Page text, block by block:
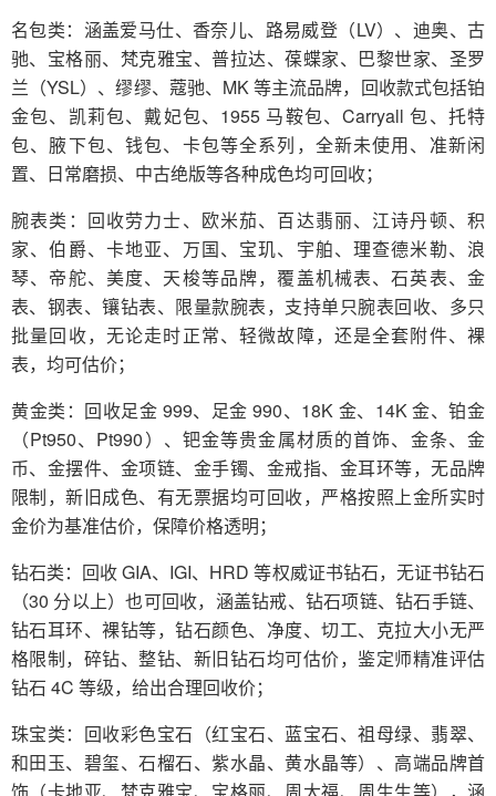
名包类：涵盖爱马仕、香奈儿、路易威登（LV）、迪奥、古
驰、宝格丽、梵克雅宝、普拉达、葆蝶家、巴黎世家、圣罗
兰（YSL）、缪缪、蔻驰、MK 等主流品牌，回收款式包括铂
金包、凯莉包、戴妃包、1955 马鞍包、Carryall 包、托特
包、腋下包、钱包、卡包等全系列，全新未使用、准新闲
置、日常磨损、中古绝版等各种成色均可回收；
腕表类：回收劳力士、欧米茄、百达翡丽、江诗丹顿、积
家、伯爵、卡地亚、万国、宝玑、宇舶、理查德米勒、浪
琴、帝舵、美度、天梭等品牌，覆盖机械表、石英表、金
表、钢表、镶钻表、限量款腕表，支持单只腕表回收、多只
批量回收，无论走时正常、轻微故障，还是全套附件、裸
表，均可估价；
黄金类：回收足金 999、足金 990、18K 金、14K 金、铂金
（Pt950、Pt990）、钯金等贵金属材质的首饰、金条、金
币、金摆件、金项链、金手镯、金戒指、金耳环等，无品牌
限制，新旧成色、有无票据均可回收，严格按照上金所实时
金价为基准估价，保障价格透明；
钻石类：回收 GIA、IGI、HRD 等权威证书钻石，无证书钻石
（30 分以上）也可回收，涵盖钻戒、钻石项链、钻石手链、
钻石耳环、裸钻等，钻石颜色、净度、切工、克拉大小无严
格限制，碎钻、整钻、新旧钻石均可估价，鉴定师精准评估
钻石 4C 等级，给出合理回收价；
珠宝类：回收彩色宝石（红宝石、蓝宝石、祖母绿、翡翠、
和田玉、碧玺、石榴石、紫水晶、黄水晶等）、高端品牌首